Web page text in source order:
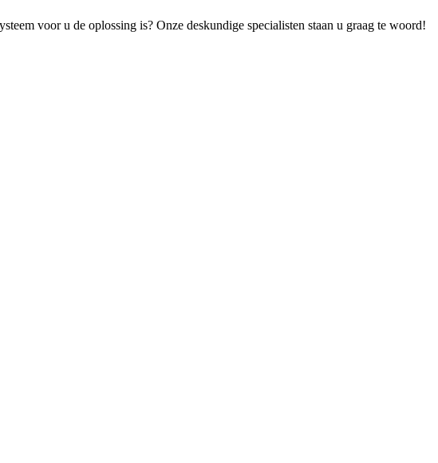
voor u de oplossing is? Onze deskundige specialisten staan u graag te woord!